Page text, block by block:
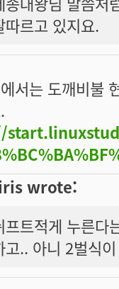
따르고 있지요.
서는 도깨비불
wrote:
프트적게 누른다
고.. 아니 2벌식